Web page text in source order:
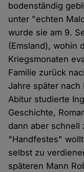
bodenständig
unter "echten
wurde sie am 9.
(Emsland), wohin
Kriegsmonaten
Familie zurück
Jahre später nach
Abitur studierte
Geschichte,
dann aber schnell
"Handfestes"
selbst zu
späteren Mann